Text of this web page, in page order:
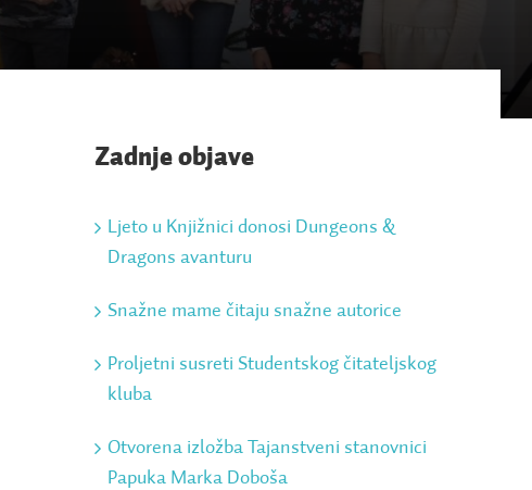
Zadnje objave
Ljeto u Knjižnici donosi Dungeons &
Dragons avanturu
Snažne mame čitaju snažne autorice
Proljetni susreti Studentskog čitateljskog
kluba
Otvorena izložba Tajanstveni stanovnici
Papuka Marka Doboša